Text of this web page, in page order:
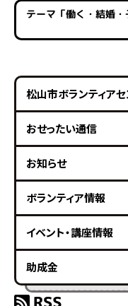
テーマ「働く・結婚
松山市ボランティア
おせったい通信
お知らせ
ボランティア情報
イベント・講座情報
助成金